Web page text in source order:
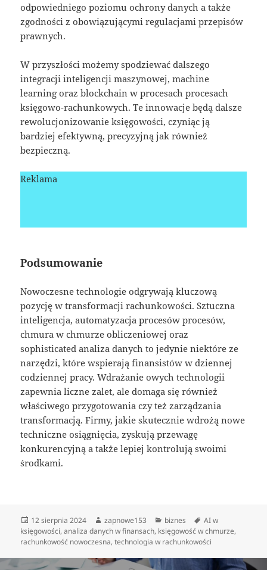
odpowiedniego poziomu ochrony danych a także
zgodności z obowiązującymi regulacjami przepisów
prawnych.
W przyszłości możemy spodziewać dalszego
integracji inteligencji maszynowej, machine
learning oraz blockchain w procesach procesach
księgowo-rachunkowych. Te innowacje będą dalsze
rewolucjonizowanie księgowości, czyniąc ją
bardziej efektywną, precyzyjną jak również
bezpieczną.
Reklama
Podsumowanie
Nowoczesne technologie odgrywają kluczową
pozycję w transformacji rachunkowości. Sztuczna
inteligencja, automatyzacja procesów procesów,
chmura w chmurze obliczeniowej oraz
sophisticated analiza danych to jedynie niektóre ze
narzędzi, które wspierają finansistów w dziennej
codziennej pracy. Wdrażanie owych technologii
zapewnia liczne zalet, ale domaga się również
właściwego przygotowania czy też zarządzania
transformacją. Firmy, jakie skutecznie wdrożą nowe
techniczne osiągnięcia, zyskują przewagę
konkurencyjną a także lepiej kontrolują swoimi
środkami.
Data
publikacji
12 sierpnia 2024 Autor
zapnowe153 Kategorie
biznes Tagi
AI w
księgowości,analiza danych w finansach, księgowość w chmurze,
rachunkowość nowoczesna,technologia w rachunkowości
Nawigacja